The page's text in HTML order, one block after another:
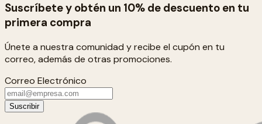
Suscríbete y obtén un 10% de descuento en tu
primera compra
Únete a nuestra comunidad y recibe el cupón en tu
correo, además de otras promociones.
Correo Electrónico
Suscribir